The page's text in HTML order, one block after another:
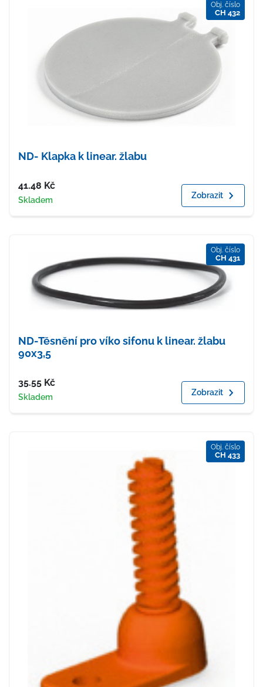
Obj. číslo
CH 432
ND- Klapka k linear. žlabu
Cena
41.48 Kč
Dostupnost
Skladem Zobrazit
Obj. číslo
CH 431
ND-Těsnění pro víko sifonu k linear. žlabu
90x3,5
Cena
35.55 Kč
Dostupnost
Skladem Zobrazit
Obj. číslo
CH 433